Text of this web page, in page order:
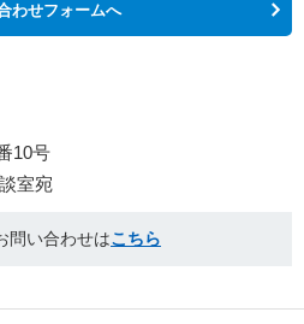
わせフォームへ
10号
室宛
問い合わせはこちら